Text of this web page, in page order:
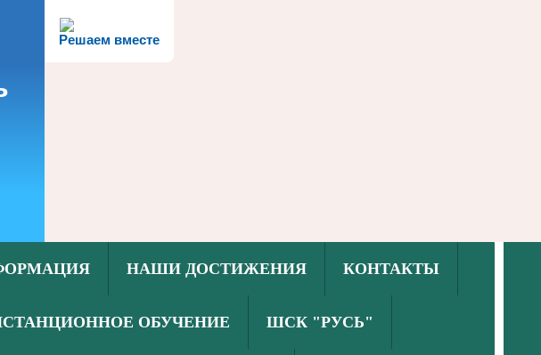
Решаем вместе
НАШИ ДОСТИЖЕНИЯ КОНТАКТЫ
ОБУЧЕНИЕ ШСК "РУСЬ"